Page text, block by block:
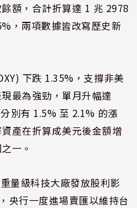
額，合計折算達 1 兆 2978
，兩項數據皆改寫歷史新
下跌 1.35%，支撐非美
最為強勁，單月升幅達
別有 1.5% 至 2.1% 的漲
產在折算成美元後金額增
一。
量級科技大廠發放股利影
央行一度進場賣匯以維持台